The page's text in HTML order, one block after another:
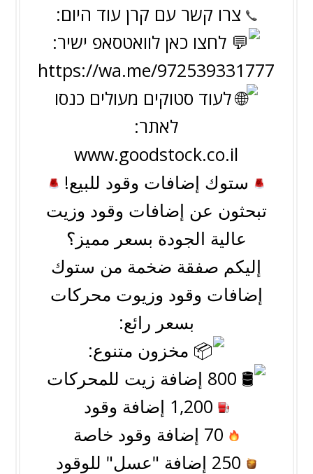
צרו קשר עם קרן עוד היום:
לחצו כאן לוואטסאפ ישיר:
https://wa.me/972539331777
לעוד סטוקים מעולים כנסו
לאתר:
www.goodstock.co.il
ستوك إضافات وقود للبيع!
تبحثون عن إضافات وقود وزيت
عالية الجودة بسعر مميز؟
إليكم صفقة ضخمة من ستوك
إضافات وقود وزيوت محركات
بسعر رائع:
مخزون متنوع: